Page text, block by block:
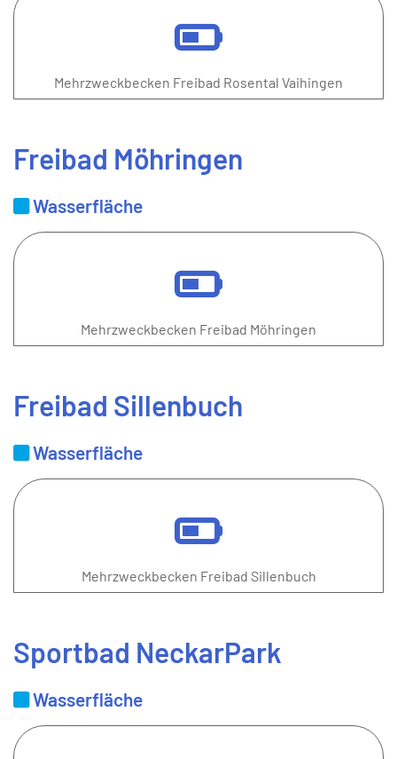
Mehrzweckbecken Freibad Rosental Vaihingen
Freibad Möhringen
Wasserfläche
Mehrzweckbecken Freibad Möhringen
Freibad Sillenbuch
Wasserfläche
Mehrzweckbecken Freibad Sillenbuch
Sportbad NeckarPark
Wasserfläche